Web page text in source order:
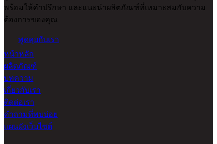
พร้อมให้คำปรึกษา และแนะนำผลิตภัณฑ์ที่เหมาะสมกับความ
ต้องการของคุณ
พูดคุยกับเรา
หน้าหลัก
ผลิตภัณฑ์
บทความ
เกี่ยวกับเรา
ติดต่อเรา
คำถามที่พบบ่อย
แผนผังเว็บไซต์